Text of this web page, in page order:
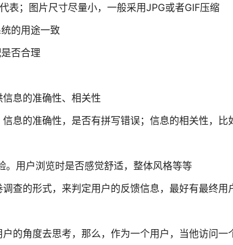
；图片尺寸尽量小，一般采用JPG或者GIF压缩
的用途一致
否合理
息的准确性、相关性
息的准确性，是否有拼写错误；信息的相关性，比
。用户浏览时是否感觉舒适，整体风格等等
查的形式，来判定用户的反馈信息，最好有最终用
的角度去思考，那么，作为一个用户，当他访问一